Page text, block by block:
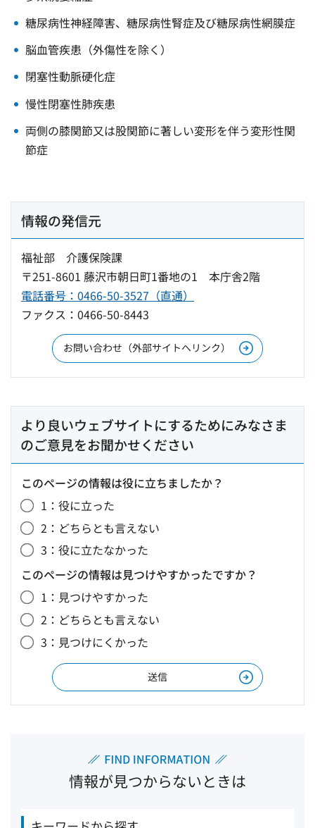
糖尿病性神経障害、糖尿病性腎症及び糖尿病性網膜症
脳血管疾患（外傷性を除く）
閉塞性動脈硬化症
慢性閉塞性肺疾患
両側の膝関節又は股関節に著しい変形を伴う変形性関
節症
情報の発信元
福祉部 介護保険課
〒251-8601 藤沢市朝日町1番地の1 本庁舎2階
電話番号：0466-50-3527（直通）
ファクス：0466-50-8443
お問い合わせ（外部サイトへリンク）
より良いウェブサイトにするためにみなさま
のご意見をお聞かせください
このページの情報は役に立ちましたか？
1：役に立った
2：どちらとも言えない
3：役に立たなかった
このページの情報は見つけやすかったですか？
1：見つけやすかった
2：どちらとも言えない
3：見つけにくかった
情報が見つからないときは